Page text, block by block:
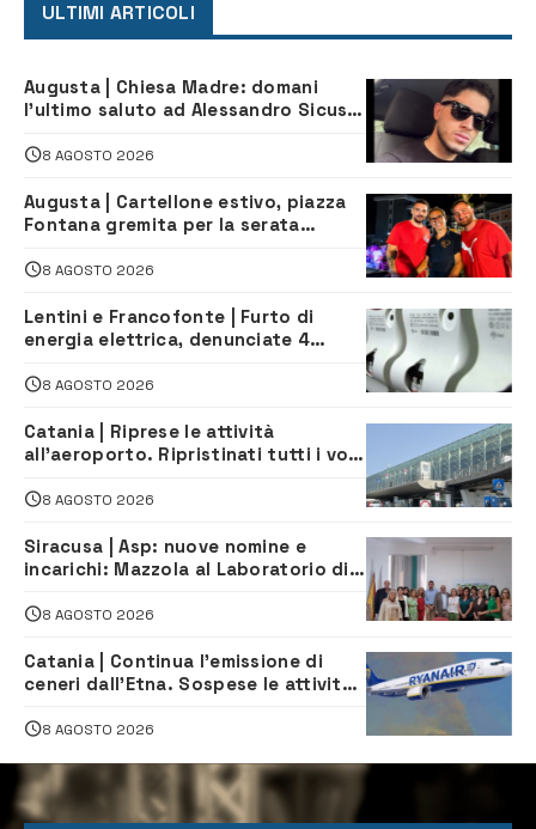
ULTIMI ARTICOLI
Augusta | Chiesa Madre: domani
l’ultimo saluto ad Alessandro Sicuso,
8 AGOSTO 2026
Augusta | Cartellone estivo, piazza
Fontana gremita per la serata
8 AGOSTO 2026
Lentini e Francofonte | Furto di
energia elettrica, denunciate 4
8 AGOSTO 2026
Catania | Riprese le attività
all’aeroporto. Ripristinati tutti i voli
8 AGOSTO 2026
Siracusa | Asp: nuove nomine e
incarichi: Mazzola al Laboratorio di
Servizio Legale
8 AGOSTO 2026
Catania | Continua l’emissione di
ceneri dall’Etna. Sospese le attività
8 AGOSTO 2026